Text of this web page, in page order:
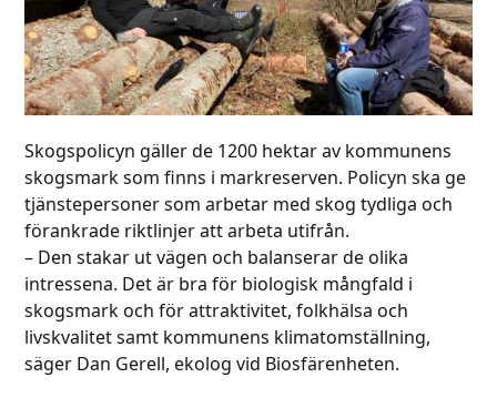
Skogspolicyn gäller de 1200 hektar av kommunens
skogsmark som finns i markreserven. Policyn ska ge
tjänstepersoner som arbetar med skog tydliga och
förankrade riktlinjer att arbeta utifrån.
– Den stakar ut vägen och balanserar de olika
intressena. Det är bra för biologisk mångfald i
skogsmark och för attraktivitet, folkhälsa och
livskvalitet samt kommunens klimatomställning,
säger Dan Gerell, ekolog vid Biosfärenheten.